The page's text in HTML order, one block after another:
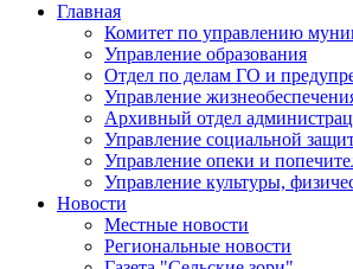
Главная
Комитет по управлению
Управление образования
Отдел по делам ГО и
Управление
Архивный отдел
Управление социальной
Управление опеки и
Управление культуры,
Новости
Местные новости
Региональные новости